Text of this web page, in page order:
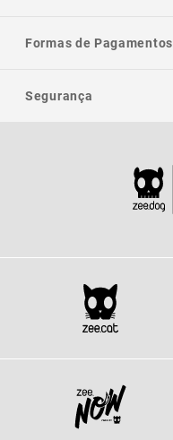
Formas de Pagamentos
Segurança